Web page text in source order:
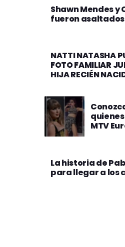
Shawn Mendes
fueron asaltados
NATTI NATASHA
FOTO FAMILIAR
HIJA RECIÉN
MTV
La historia de
para llegar a los